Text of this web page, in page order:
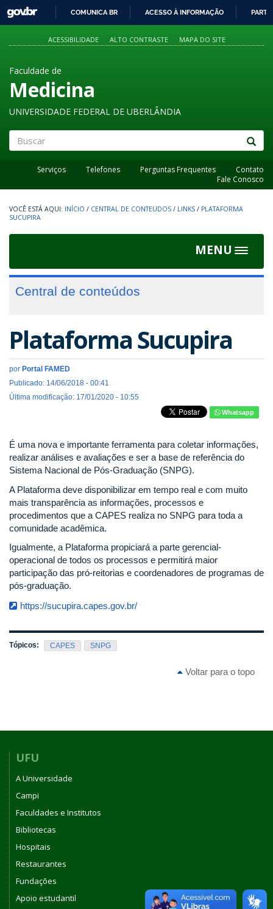
PARA
O
GOVBR
COMUNICA BR ACESSO À INFORMAÇÃO
ACESSIBILIDADE ALTO CONTRASTE MAPA DO SITE
Faculdade de
Medicina
UNIVERSIDADE FEDERAL DE UBERLÂNDIA
Serviços Telefones Perguntas Frequentes
Contato
Fale Conosco
INÍCIO / CENTRAL DE CONTEUDOS / LINKS / PLATAFORMA
SUCUPIRA
MENU
Toggle
Central de conteúdos
Plataforma Sucupira
por Portal FAMED
Publicado: 14/06/2018 - 00:41
Última modificação: 17/01/2020 - 10:55
Whatsapp
É uma nova e importante ferramenta para coletar informações,
realizar análises e avaliações e ser a base de referência do
Sistema Nacional de Pós-Graduação (SNPG).
A Plataforma deve disponibilizar em tempo real e com muito
mais transparência as informações, processos e
procedimentos que a CAPES realiza no SNPG para toda a
comunidade acadêmica.
Igualmente, a Plataforma propiciará a parte gerencial-
operacional de todos os processos e permitirá maior
participação das pró-reitorias e coordenadores de programas de
pós-graduação.
https://sucupira.capes.gov.br/
Tópicos: CAPES SNPG
Voltar para o topo
UFU
A Universidade
Campi
Faculdades e Institutos
Bibliotecas
Hospitais
Restaurantes
Fundações
Apoio estudantil